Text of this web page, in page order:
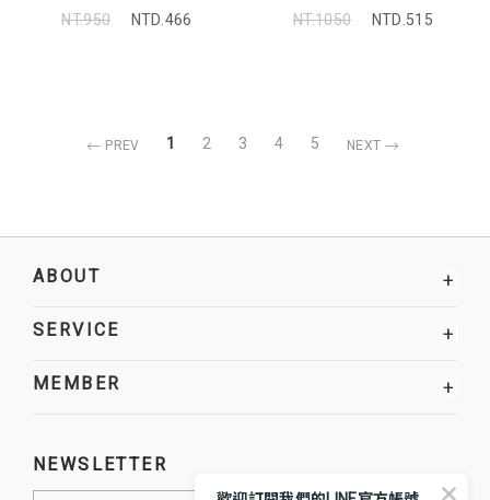
NT.950
NTD.466
NT.1050
NTD.515
PREV 1 2 3 4 5 NEXT
ABOUT +
SERVICE +
MEMBER +
NEWSLETTER